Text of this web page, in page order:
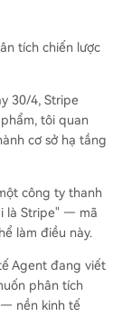
hay sự nâng
Agent, phạm vi
nhiệm kiểm
toán. Do đó,
thống con củ
Share
Privy, xây d
họ đang đặt cư
vượt ra khỏi
các công t
định giao d
hơn trong vòn
tích chiến lược
30/4, Stripe
tôi quan
cơ sở hạ tầng
công ty thanh
là Stripe" — mã
làm điều này.
Agent đang viết
phân tích
nền kinh tế